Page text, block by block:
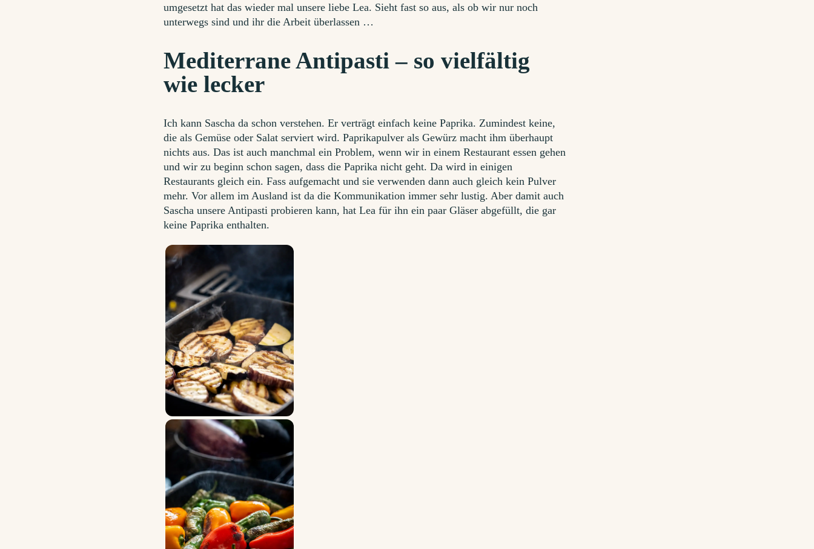
umgesetzt hat das wieder mal unsere liebe Lea. Sieht fast so aus, als ob wir nur noch
unterwegs sind und ihr die Arbeit überlassen …
Mediterrane Antipasti – so vielfältig
wie lecker
Ich kann Sascha da schon verstehen. Er verträgt einfach keine Paprika. Zumindest keine,
die als Gemüse oder Salat serviert wird. Paprikapulver als Gewürz macht ihm überhaupt
nichts aus. Das ist auch manchmal ein Problem, wenn wir in einem Restaurant essen gehen
und wir zu beginn schon sagen, dass die Paprika nicht geht. Da wird in einigen
Restaurants gleich ein. Fass aufgemacht und sie verwenden dann auch gleich kein Pulver
mehr. Vor allem im Ausland ist da die Kommunikation immer sehr lustig. Aber damit auch
Sascha unsere Antipasti probieren kann, hat Lea für ihn ein paar Gläser abgefüllt, die gar
keine Paprika enthalten.